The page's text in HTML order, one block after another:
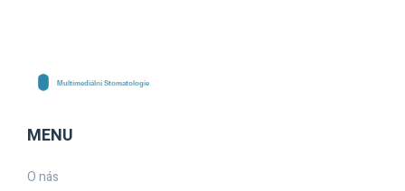
MENU
O nás